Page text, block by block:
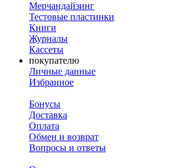
Мерчандайзинг
Тестовые пластинки
Книги
Журналы
Кассеты
покупателю
Личные данные
Избранное
Бонусы
Доставка
Оплата
Обмен и возврат
Вопросы и ответы